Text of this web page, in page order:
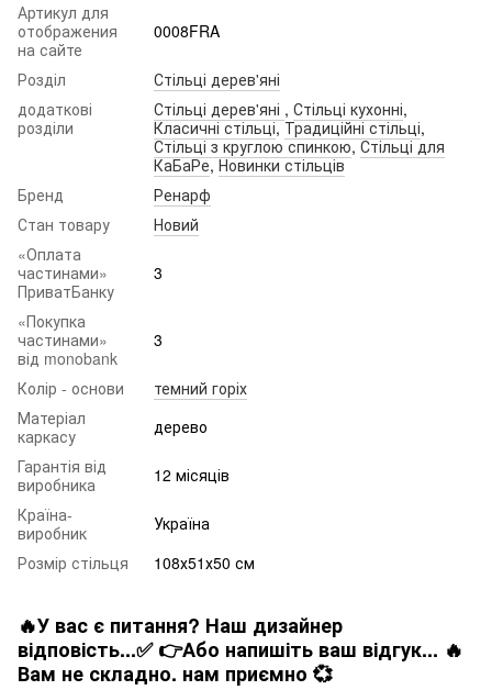
Артикул для
отображения
на сайте
0008FRA
Розділ
Стільці дерев'яні
додаткові
розділи
Стільці дерев'яні , Стільці кухонні,
Класичні стільці,Традиційні стільці,
Стільці з круглою спинкою,Стільці для
КаБаРе,Новинки стільців
Бренд
Ренарф
Стан товару
Новий
«Оплата
частинами»
ПриватБанку
3
«Покупка
частинами»
від monobank
3
Колір - основи
темний горіх
Матеріал
каркасу
дерево
Гарантія від
виробника
12 місяців
Країна-
виробник
Україна
Розмір стільця
108х51х50 см
🔥У вас є питання? Наш дизайнер
відповість...✅ 👉Або напишіть ваш відгук... 🔥
Вам не складно. нам приємно 💞